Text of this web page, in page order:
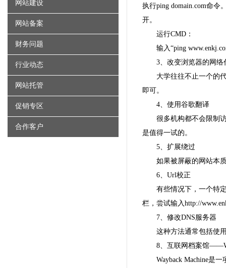
网站建设
网站备案
财务问题
行业动态
网站托管
促销专区
合作客户
执行ping domain.com命
开。
运行CMD：
输入“ping
3、改变浏览器的网络
大学往往不止一个的
即可。
4、使用谷歌翻译
很多机构都不会限制
是值得一试的。
5、扩展绕过
如果被屏蔽的网站本
6、Url校正
有些情况下，一个特
栏，尝试输入http://
7、修改DNS服务器
这种方法通常包括使
8、互联网档案馆
Wayback Machine是